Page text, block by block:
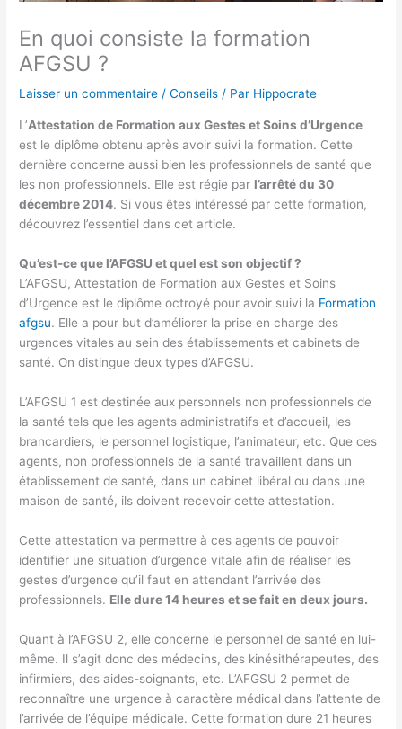
En quoi consiste la formation
AFGSU ?
Laisser un commentaire /Conseils / Par Hippocrate
L’Attestation de Formation aux Gestes et Soins d’Urgence
est le diplôme obtenu après avoir suivi la formation. Cette
dernière concerne aussi bien les professionnels de santé que
les non professionnels. Elle est régie par l’arrêté du 30
décembre 2014. Si vous êtes intéressé par cette formation,
découvrez l’essentiel dans cet article.
Qu’est-ce que l’AFGSU et quel est son objectif ?
L’AFGSU, Attestation de Formation aux Gestes et Soins
d’Urgence est le diplôme octroyé pour avoir suivi la Formation
afgsu. Elle a pour but d’améliorer la prise en charge des
urgences vitales au sein des établissements et cabinets de
santé. On distingue deux types d’AFGSU.
L’AFGSU 1 est destinée aux personnels non professionnels de
la santé tels que les agents administratifs et d’accueil, les
brancardiers, le personnel logistique, l’animateur, etc. Que ces
agents, non professionnels de la santé travaillent dans un
établissement de santé, dans un cabinet libéral ou dans une
maison de santé, ils doivent recevoir cette attestation.
Cette attestation va permettre à ces agents de pouvoir
identifier une situation d’urgence vitale afin de réaliser les
gestes d’urgence qu’il faut en attendant l’arrivée des
professionnels. Elle dure 14 heures et se fait en deux jours.
Quant à l’AFGSU 2, elle concerne le personnel de santé en lui-
même. Il s’agit donc des médecins, des kinésithérapeutes, des
infirmiers, des aides-soignants, etc. L’AFGSU 2 permet de
reconnaître une urgence à caractère médical dans l’attente de
l’arrivée de l’équipe médicale. Cette formation dure 21 heures